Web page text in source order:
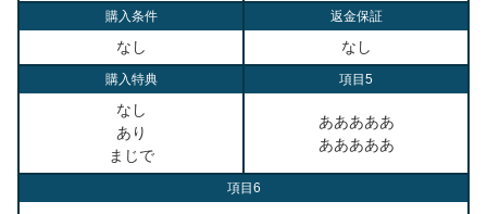
購入条件
なし
返金保証
なし
購入特典
なし
あり
まじで
項目5
あああああ
あああああ
項目6